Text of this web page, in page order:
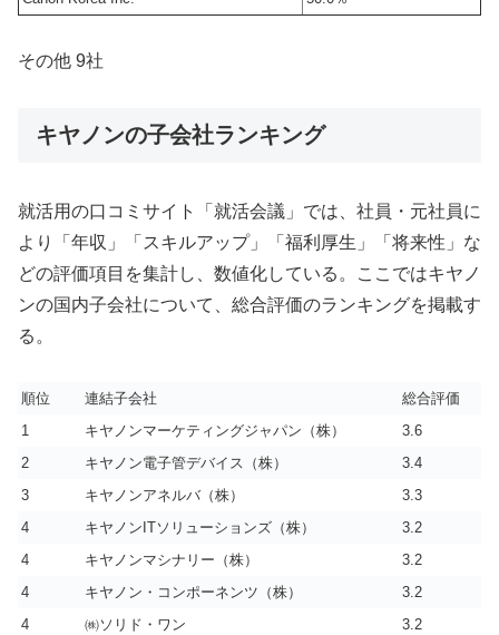
その他 9社
キヤノンの子会社ランキング
就活用の口コミサイト「就活会議」では、社員・元社員に
より「年収」「スキルアップ」「福利厚生」「将来性」な
どの評価項目を集計し、数値化している。ここではキヤノ
ンの国内子会社について、総合評価のランキングを掲載す
る。
順位 連結子会社
総合評価
1
キヤノンマーケティングジャパン（株）
3.6
2
キヤノン電子管デバイス（株）
3.4
3
キヤノンアネルバ（株）
3.3
4
キヤノンITソリューションズ（株）
3.2
4
キヤノンマシナリー（株）
3.2
4
キヤノン・コンポーネンツ（株）
3.2
4
㈱ソリド・ワン
3.2